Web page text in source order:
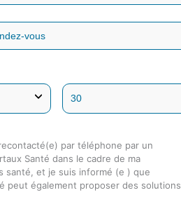
par téléphone par un
Santé dans le cadre de ma
santé, et je suis informé (e ) que
peut également proposer des solutions